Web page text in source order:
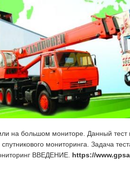
на большом мониторе. Данный тест
мониторинга. Задача
ВВЕДЕНИЕ. https://